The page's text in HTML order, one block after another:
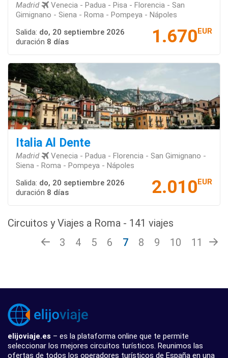
Madrid
Venecia - Padua - Pisa - Florencia - San
Gimignano - Siena - Roma - Pompeya - Nápoles
1.670EUR
Salida: do, 20 septiembre 2026
duración 8 días
Italia Al Dente
Madrid
Venecia - Padua - Florencia - San Gimignano -
Siena - Roma - Pompeya - Nápoles
2.010EUR
Salida: do, 20 septiembre 2026
duración 8 días
Circuitos y Viajes a Roma - 141 viajes
3
4 5 6 7 8 9 10 11
elijoviaje.es – es la plataforma online que te permite
seleccionar los mejores circuitos turísticos. Reunimos las
ofertas de todos los operadores turísticos de España en una